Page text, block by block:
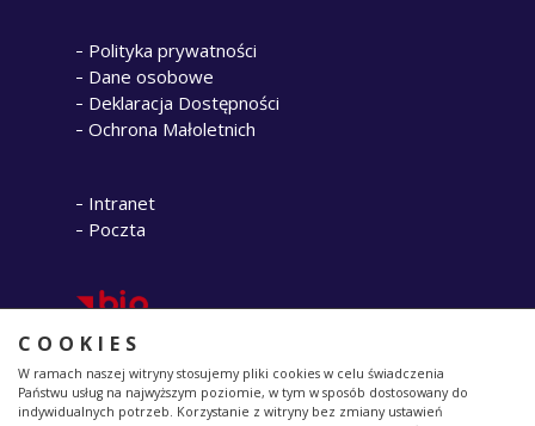
COOKIES
W ramach naszej witryny stosujemy pliki cookies w celu świadczenia
Państwu usług na najwyższym poziomie, w tym w sposób dostosowany do
indywidualnych potrzeb. Korzystanie z witryny bez zmiany ustawień
Polityka prywatności
Dane osobowe
Deklaracja Dostępności
Ochrona Małoletnich
Intranet
Poczta